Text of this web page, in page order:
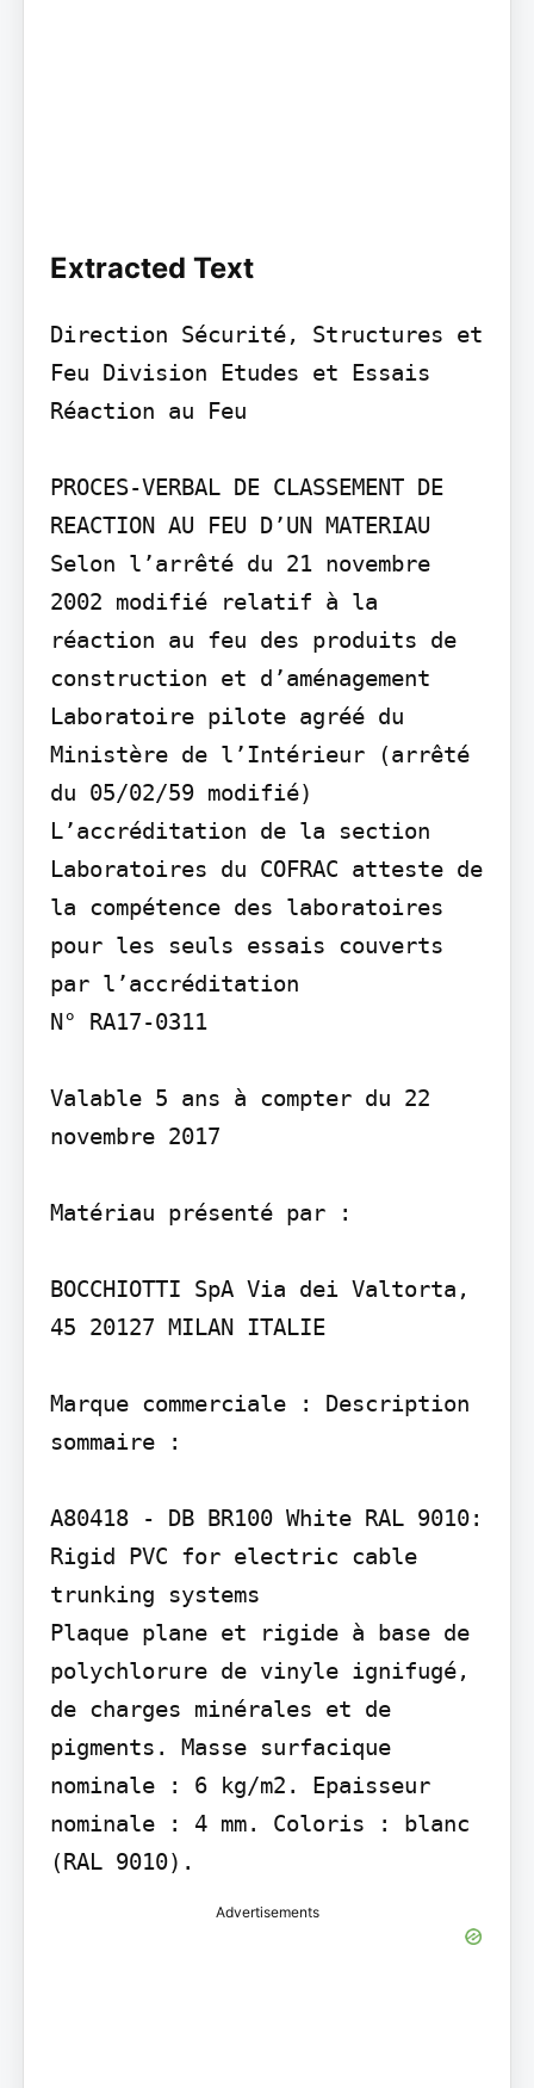
Extracted Text
Direction Sécurité, Structures et
Feu Division Etudes et Essais
Réaction au Feu
PROCES-VERBAL DE CLASSEMENT DE
REACTION AU FEU D’UN MATERIAU
Selon l’arrêté du 21 novembre
2002 modifié relatif à la
réaction au feu des produits de
construction et d’aménagement
Laboratoire pilote agréé du
Ministère de l’Intérieur (arrêté
du 05/02/59 modifié)
L’accréditation de la section
Laboratoires du COFRAC atteste de
la compétence des laboratoires
pour les seuls essais couverts
par l’accréditation
N° RA17-0311
Valable 5 ans à compter du 22
novembre 2017
Matériau présenté par :
BOCCHIOTTI SpA Via dei Valtorta,
45 20127 MILAN ITALIE
Marque commerciale : Description
sommaire :
A80418 - DB BR100 White RAL 9010:
Rigid PVC for electric cable
trunking systems
Plaque plane et rigide à base de
polychlorure de vinyle ignifugé,
de charges minérales et de
pigments. Masse surfacique
nominale : 6 kg/m2. Epaisseur
nominale : 4 mm. Coloris : blanc
(RAL 9010).
Advertisements